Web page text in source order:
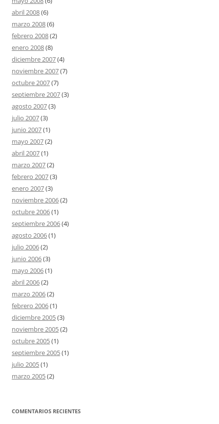
abril 2008(6)
marzo 2008(6)
febrero 2008(2)
enero 2008(8)
diciembre 2007(4)
noviembre 2007(7)
octubre 2007(7)
septiembre 2007(3)
agosto 2007(3)
julio 2007(3)
junio 2007(1)
mayo 2007(2)
abril 2007(1)
marzo 2007(2)
febrero 2007(3)
enero 2007(3)
noviembre 2006(2)
octubre 2006(1)
septiembre 2006(4)
agosto 2006(1)
julio 2006(2)
junio 2006(3)
mayo 2006(1)
abril 2006(2)
marzo 2006(2)
febrero 2006(1)
diciembre 2005(3)
noviembre 2005(2)
octubre 2005(1)
septiembre 2005(1)
julio 2005(1)
marzo 2005(2)
COMENTARIOS RECIENTES